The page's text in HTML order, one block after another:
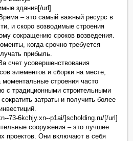
здания[/url]
– это самый важный ресурс в
и скоро возводимые строения
сокращению сроков возведения.
когда срочно требуется
прибыль.
счет усовершенствования
элементов и сборки на месте,
моментальные строения часто
с традиционными строительными
затраты и получить более
73-6kchjy.xn--p1ai/]scholding.ru/[/url]
сооружения – это лучшее
проектов. Они включают в себя